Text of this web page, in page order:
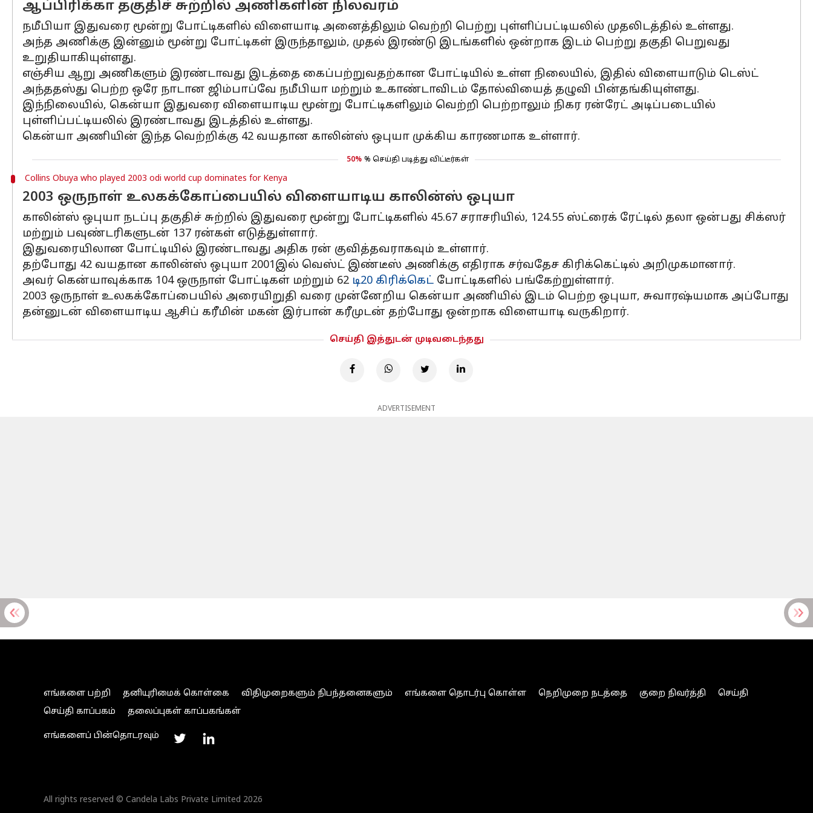
ஆப்பிரிக்கா தகுதிச் சுற்றில் அணிகளின் நிலவரம்
நமீபியா இதுவரை மூன்று போட்டிகளில் விளையாடி அனைத்திலும் வெற்றி பெற்று புள்ளிப்பட்டியலில் முதலிடத்தில் உள்ளது.
அந்த அணிக்கு இன்னும் மூன்று போட்டிகள் இருந்தாலும், முதல் இரண்டு இடங்களில் ஒன்றாக இடம் பெற்று தகுதி பெறுவது
உறுதியாகியுள்ளது.
எஞ்சிய ஆறு அணிகளும் இரண்டாவது இடத்தை கைப்பற்றுவதற்கான போட்டியில் உள்ள நிலையில், இதில் விளையாடும் டெஸ்ட்
அந்ததஸ்து பெற்ற ஒரே நாடான ஜிம்பாப்வே நமீபியா மற்றும் உகாண்டாவிடம் தோல்வியைத் தழுவி பின்தங்கியுள்ளது.
இந்நிலையில், கென்யா இதுவரை விளையாடிய மூன்று போட்டிகளிலும் வெற்றி பெற்றாலும் நிகர ரன்ரேட் அடிப்படையில்
புள்ளிப்பட்டியலில் இரண்டாவது இடத்தில் உள்ளது.
கென்யா அணியின் இந்த வெற்றிக்கு 42 வயதான காலின்ஸ் ஒபுயா முக்கிய காரணமாக உள்ளார்.
50% % செய்தி படித்து விட்டீர்கள்
Collins Obuya who played 2003 odi world cup dominates for Kenya
2003 ஒருநாள் உலகக்கோப்பையில் விளையாடிய காலின்ஸ் ஒபுயா
காலின்ஸ் ஒபுயா நடப்பு தகுதிச் சுற்றில் இதுவரை மூன்று போட்டிகளில் 45.67 சராசரியில், 124.55 ஸ்ட்ரைக் ரேட்டில் தலா ஒன்பது சிக்ஸர்
மற்றும் பவுண்டரிகளுடன் 137 ரன்கள் எடுத்துள்ளார்.
இதுவரையிலான போட்டியில் இரண்டாவது அதிக ரன் குவித்தவராகவும் உள்ளார்.
தற்போது 42 வயதான காலின்ஸ் ஒபுயா 2001இல் வெஸ்ட் இண்டீஸ் அணிக்கு எதிராக சர்வதேச கிரிக்கெட்டில் அறிமுகமானார்.
அவர் கென்யாவுக்காக 104 ஒருநாள் போட்டிகள் மற்றும் 62 டி20 கிரிக்கெட் போட்டிகளில் பங்கேற்றுள்ளார்.
2003 ஒருநாள் உலகக்கோப்பையில் அரையிறுதி வரை முன்னேறிய கென்யா அணியில் இடம் பெற்ற ஒபுயா, சுவாரஷ்யமாக அப்போது
தன்னுடன் விளையாடிய ஆசிப் கரீமின் மகன் இர்பான் கரீமுடன் தற்போது ஒன்றாக விளையாடி வருகிறார்.
செய்தி இத்துடன் முடிவடைந்தது
ADVERTISEMENT
எங்களை பற்றி தனியுரிமைக் கொள்கை விதிமுறைகளும் நிபந்தனைகளும் எங்களை தொடர்பு கொள்ள நெறிமுறை நடத்தை குறை நிவர்த்தி
செய்தி
செய்தி காப்பகம்
தலைப்புகள் காப்பகங்கள்
எங்களைப் பின்தொடரவும்
All rights reserved © Candela Labs Private Limited 2026